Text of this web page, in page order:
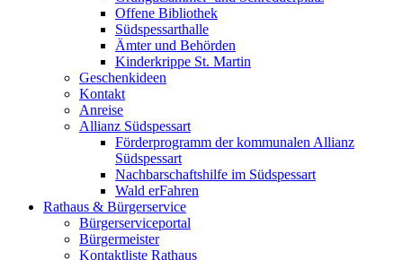
Offene Bibliothek
Südspessarthalle
Ämter und Behörden
Kinderkrippe St. Martin
Geschenkideen
Kontakt
Anreise
Allianz Südspessart
Förderprogramm der kommunalen Allianz
Südspessart
Nachbarschaftshilfe im Südspessart
Wald erFahren
Rathaus & Bürgerservice
Bürgerserviceportal
Bürgermeister
Kontaktliste Rathaus